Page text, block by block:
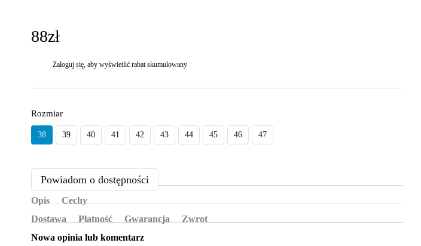
88zł
Zaloguj się , aby wyświetlić rabat skumulowany
Rozmiar
38 39 40 41 42 43 44 45 46 47
Powiadom o dostępności
Opis
Cechy
Dostawa
Płatność Gwarancja
Zwrot
Nowa opinia lub komentarz